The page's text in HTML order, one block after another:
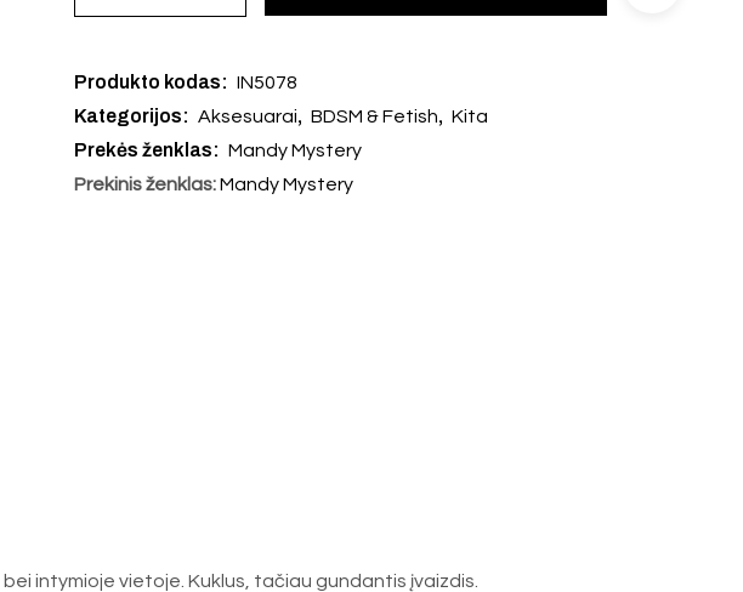
Produkto kodas: IN5078
Kategorijos: Aksesuarai, BDSM & Fetish, Kita
Prekės ženklas: Mandy Mystery
Prekinis ženklas:Mandy Mystery
intymioje vietoje. Kuklus, tačiau gundantis įvaizdis.